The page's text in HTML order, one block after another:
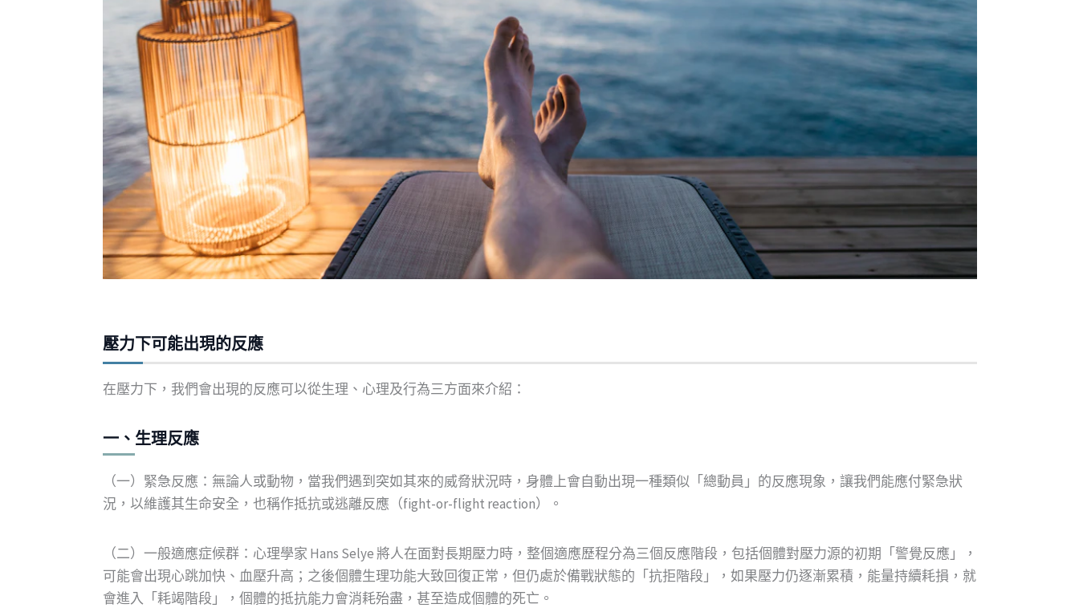
壓力下可能出現的反應
在壓力下，我們會出現的反應可以從生理、心理及行為三方面來介紹：
一、生理反應
（一）緊急反應：無論人或動物，當我們遇到突如其來的威脅狀況時，身體上會自動出現一種類似「總動員」的反應現象，讓我們能應付緊急狀
況，以維護其生命安全，也稱作抵抗或逃離反應（fight-or-flight reaction）。
（二）一般適應症候群：心理學家 Hans Selye 將人在面對長期壓力時，整個適應歷程分為三個反應階段，包括個體對壓力源的初期「警覺反應」，
可能會出現心跳加快、血壓升高；之後個體生理功能大致回復正常，但仍處於備戰狀態的「抗拒階段」，如果壓力仍逐漸累積，能量持續耗損，就
會進入「耗竭階段」，個體的抵抗能力會消耗殆盡，甚至造成個體的死亡。